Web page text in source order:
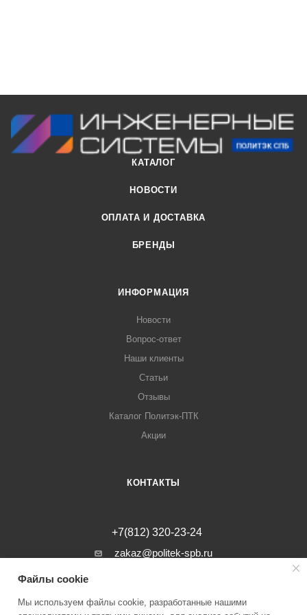
КАТАЛОГ
НОВОСТИ
ОПЛАТА И ДОСТАВКА
БРЕНДЫ
ИНФОРМАЦИЯ
Новости
Вопрос-ответ
Наши клиенты
Статьи
Отзывы
Каталог Политэк-ПТК
Акции
КОНТАКТЫ
+7(812) 320-23-24
zakaz@politek-spb.ru
г. Санкт-Петербург, Минеральная ул, д.
Файлы cookie
Мы используем файлы cookie, разработанные нашими